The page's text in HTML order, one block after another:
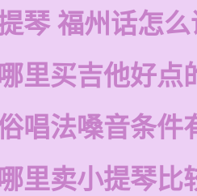
琴 福州话怎
里买吉他好点
唱法嗓音条件
里卖小提琴比